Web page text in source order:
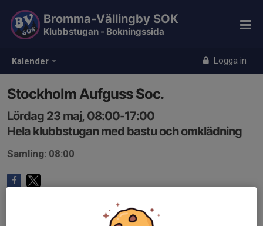
Kalender Logga in
Bromma-Vällingby SOK
Klubbstugan - Bokningssida
Stockholm Aufguss Soc.
Lördag 23 maj, 08:00-17:00
Hela klubbstugan med bastu och omklädning
Samling: 08:00